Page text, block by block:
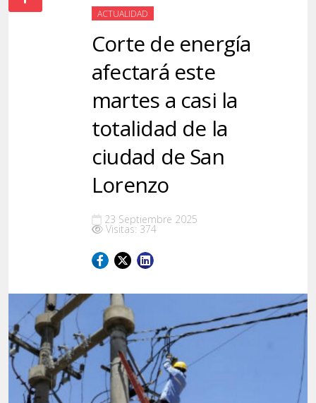
ACTUALIDAD
Corte de energía
afectará este
martes a casi la
totalidad de la
ciudad de San
Lorenzo
23 Septiembre 2025
Visitas: 374